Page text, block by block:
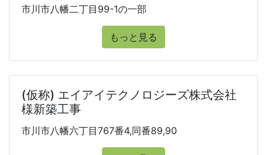
市川市八幡二丁目99-1の一部
もっと見る
(仮称) エイアイテクノロジーズ株式会社
様新築工事
市川市八幡六丁目767番4,同番89,90